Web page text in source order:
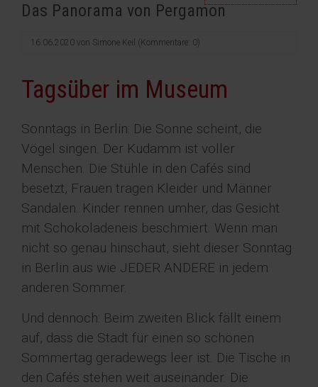
Das Panorama von Pergamon
16.06.2020 von Simone Keil (Kommentare: 0)
Tagsüber im Museum
Sonntags in Berlin: Die Sonne scheint, die
Vögel singen. Der Kudamm ist voller
Menschen. Die Stühle in den Cafés sind
besetzt, Frauen tragen Kleider und Männer
Sandalen. Kinder rennen umher, das Gesicht
mit Schokoladeneis beschmiert. Wenn man
nicht so genau hinschaut, sieht dieser Sonntag
in Berlin aus wie JEDER ANDERE in jedem
anderen Sommer.
Und dennoch: Beim zweiten Blick fällt einem
auf, dass die Stadt für einen so schönen
Sommertag geradewegs leer ist. Die Tische in
den Cafés stehen weit auseinander. Die